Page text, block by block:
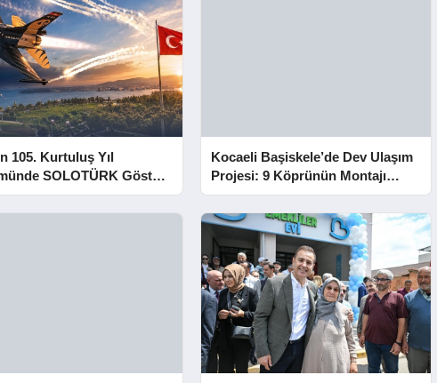
105. Kurtuluş Yıl
SOLOTÜRK Gösteri
Kocaeli Başiskele’de Dev Ulaşım
Projesi: 9 Köprünün Montajı
Tamamlandı